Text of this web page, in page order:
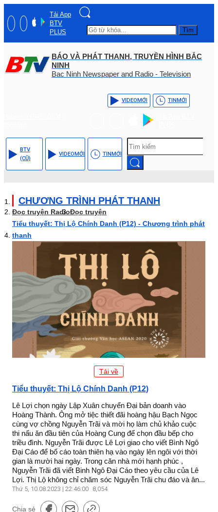
Tải App
BTV
PLUS
Tìm
BÁO VÀ PHÁT THANH, TRUYỀN HÌNH BẮC
NINH
Bac Ninh Newspaper and Radio - Television
VIDEOMỚI TINMỚI
BTV
(CŨ)
VIDEOMỚI TINMỚI
CHƯƠNG TRÌNH PHÁT THANH
Đọc truyện RadioĐọc truyện
Tiểu thuyết: Thị Lộ Chính Danh (P12) - Chương trình phát
thanh
Tải về
Tiểu thuyết: Thị Lộ Chính Danh (P12)
Lê Lợi chọn ngày Lập Xuân chuyển Đại bản doanh vào
Hoàng Thành. Ông mở tiệc thiết đãi hoàng hậu Bạch Ngọc
cùng vợ chồng Nguyễn Trãi và mời họ làm chủ khảo cuộc
thi nấu ăn đầu tiên của Hoàng Cung để chọn đầu bếp cho
triều đình. Nguyễn Trãi được Lê Lợi giao cho viết Bình Ngô
Đại Cáo để bố cáo toàn thiên hạ vào ngày lên ngôi với thời
gian là mười hai ngày. Trong căn nhà mới hạnh phúc ,
Nguyễn Trãi đã viết Binh Ngô Đại Cáo theo yêu cầu của Lê
Lợi. Thị Lộ không chỉ chăm sóc Nguyễn Trãi chu đáo và ân...
Thứ 5, 10.08.2023 | 22:46:00 8,054
Chia sẻ